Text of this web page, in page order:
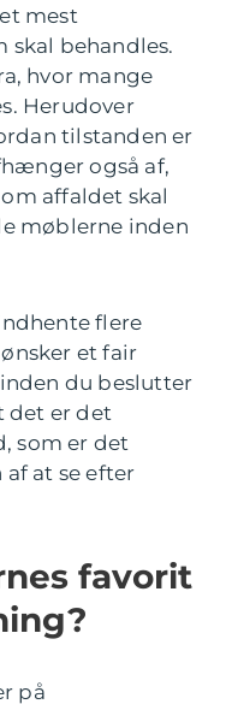
mest
skal behandles.
hvor mange
Herudover
tilstanden er
også af,
affaldet skal
møblerne inden
flere
et fair
du beslutter
det er det
som er det
af at se efter
favorit
på